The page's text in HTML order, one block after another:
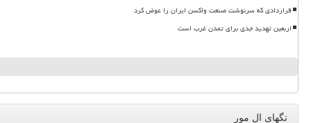
قراردادی که سرنوشت صنعت واکسن ایران را عوض کرد
اربعین تهدید جدی برای تمدن غرب است
تگهای ال مور